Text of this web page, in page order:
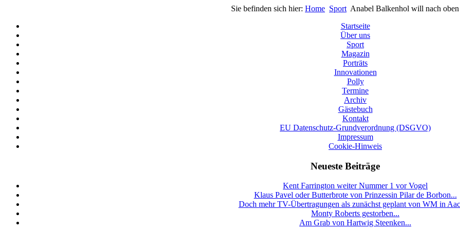
Sie befinden sich hier: Home Sport Anabel Balkenhol will nach oben
Startseite
Über uns
Sport
Magazin
Porträts
Innovationen
Polly
Termine
Archiv
Gästebuch
Kontakt
EU Datenschutz-Grundverordnung (DSGVO)
Impressum
Cookie-Hinweis
Neueste Beiträge
Kent Farrington weiter Nummer 1 vor Vogel
Klaus Pavel oder Butterbrote von Prinzessin Pilar de Borbon...
Doch mehr TV-Übertragungen als zunächst geplant von WM in
Monty Roberts gestorben...
Am Grab von Hartwig Steenken...